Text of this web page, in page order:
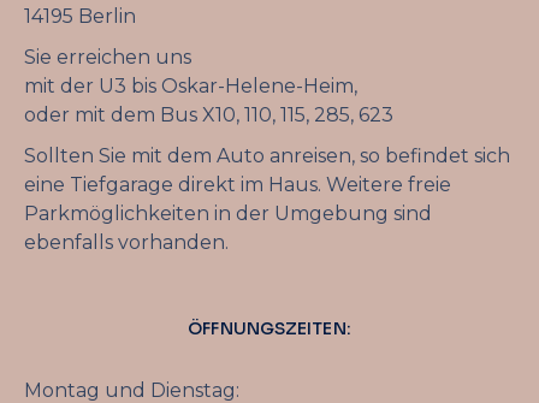
14195 Berlin
Sie erreichen uns
mit der U3 bis Oskar-Helene-Heim,
oder mit dem Bus X10, 110, 115, 285, 623
Sollten Sie mit dem Auto anreisen, so befindet sich
eine Tiefgarage direkt im Haus. Weitere freie
Parkmöglichkeiten in der Umgebung sind
ebenfalls vorhanden.
ÖFFNUNGSZEITEN:
Montag und Dienstag: